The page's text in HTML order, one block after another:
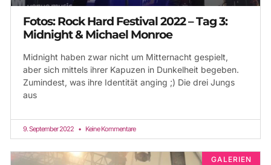
Fotos: Rock Hard Festival 2022 – Tag 3:
Midnight & Michael Monroe
Midnight haben zwar nicht um Mitternacht gespielt,
aber sich mittels ihrer Kapuzen in Dunkelheit begeben.
Zumindest, was ihre Identität anging ;) Die drei Jungs
aus
9. September 2022 Keine Kommentare
GALERIEN